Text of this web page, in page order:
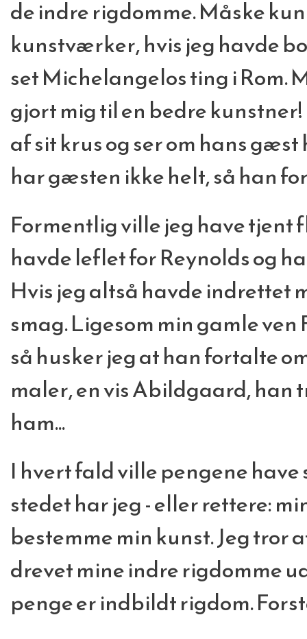
de indre rigdomme. Måske
kunstværker, hvis jeg havde
set Michelangelos ting i Rom.
gjort mig til en bedre
af sit krus og ser om hans
har gæsten ikke helt, så han
Formentlig ville jeg have tjent
havde leflet for Reynolds og
Hvis jeg altså havde indrettet
smag. Ligesom min gamle ven
så husker jeg at han fortalte
maler, en vis Abildgaard, han
ham...
I hvert fald ville pengene have
stedet har jeg - eller rettere:
bestemme min kunst. Jeg tror
drevet mine indre rigdomme
penge er indbildt rigdom.